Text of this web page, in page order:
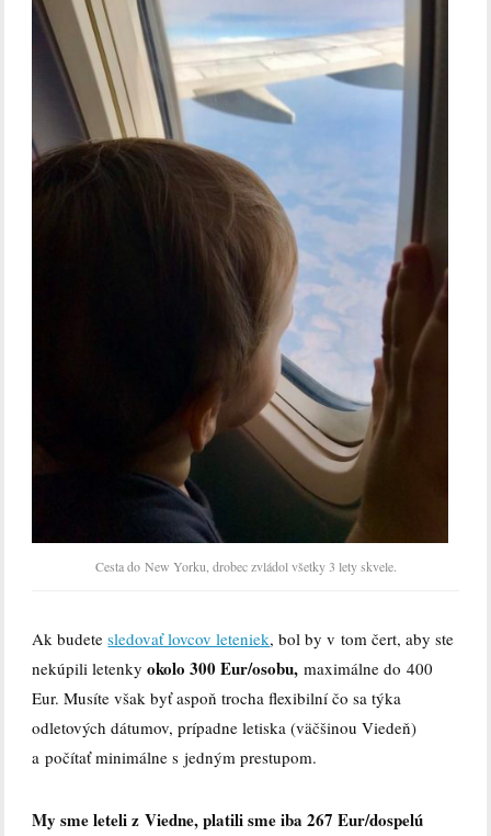
Cesta do New Yorku, drobec zvládol všetky 3 lety skvele.
Ak budetesledovať lovcov leteniek, bol by v tom čert, aby ste
nekúpili letenky okolo 300 Eur/osobu, maximálne do 400
Eur. Musíte však byť aspoň trocha flexibilní čo sa týka
odletových dátumov, prípadne letiska (väčšinou Viedeň)
a počítať minimálne s jedným prestupom.
My sme leteli z Viedne, platili sme iba 267 Eur/dospelú